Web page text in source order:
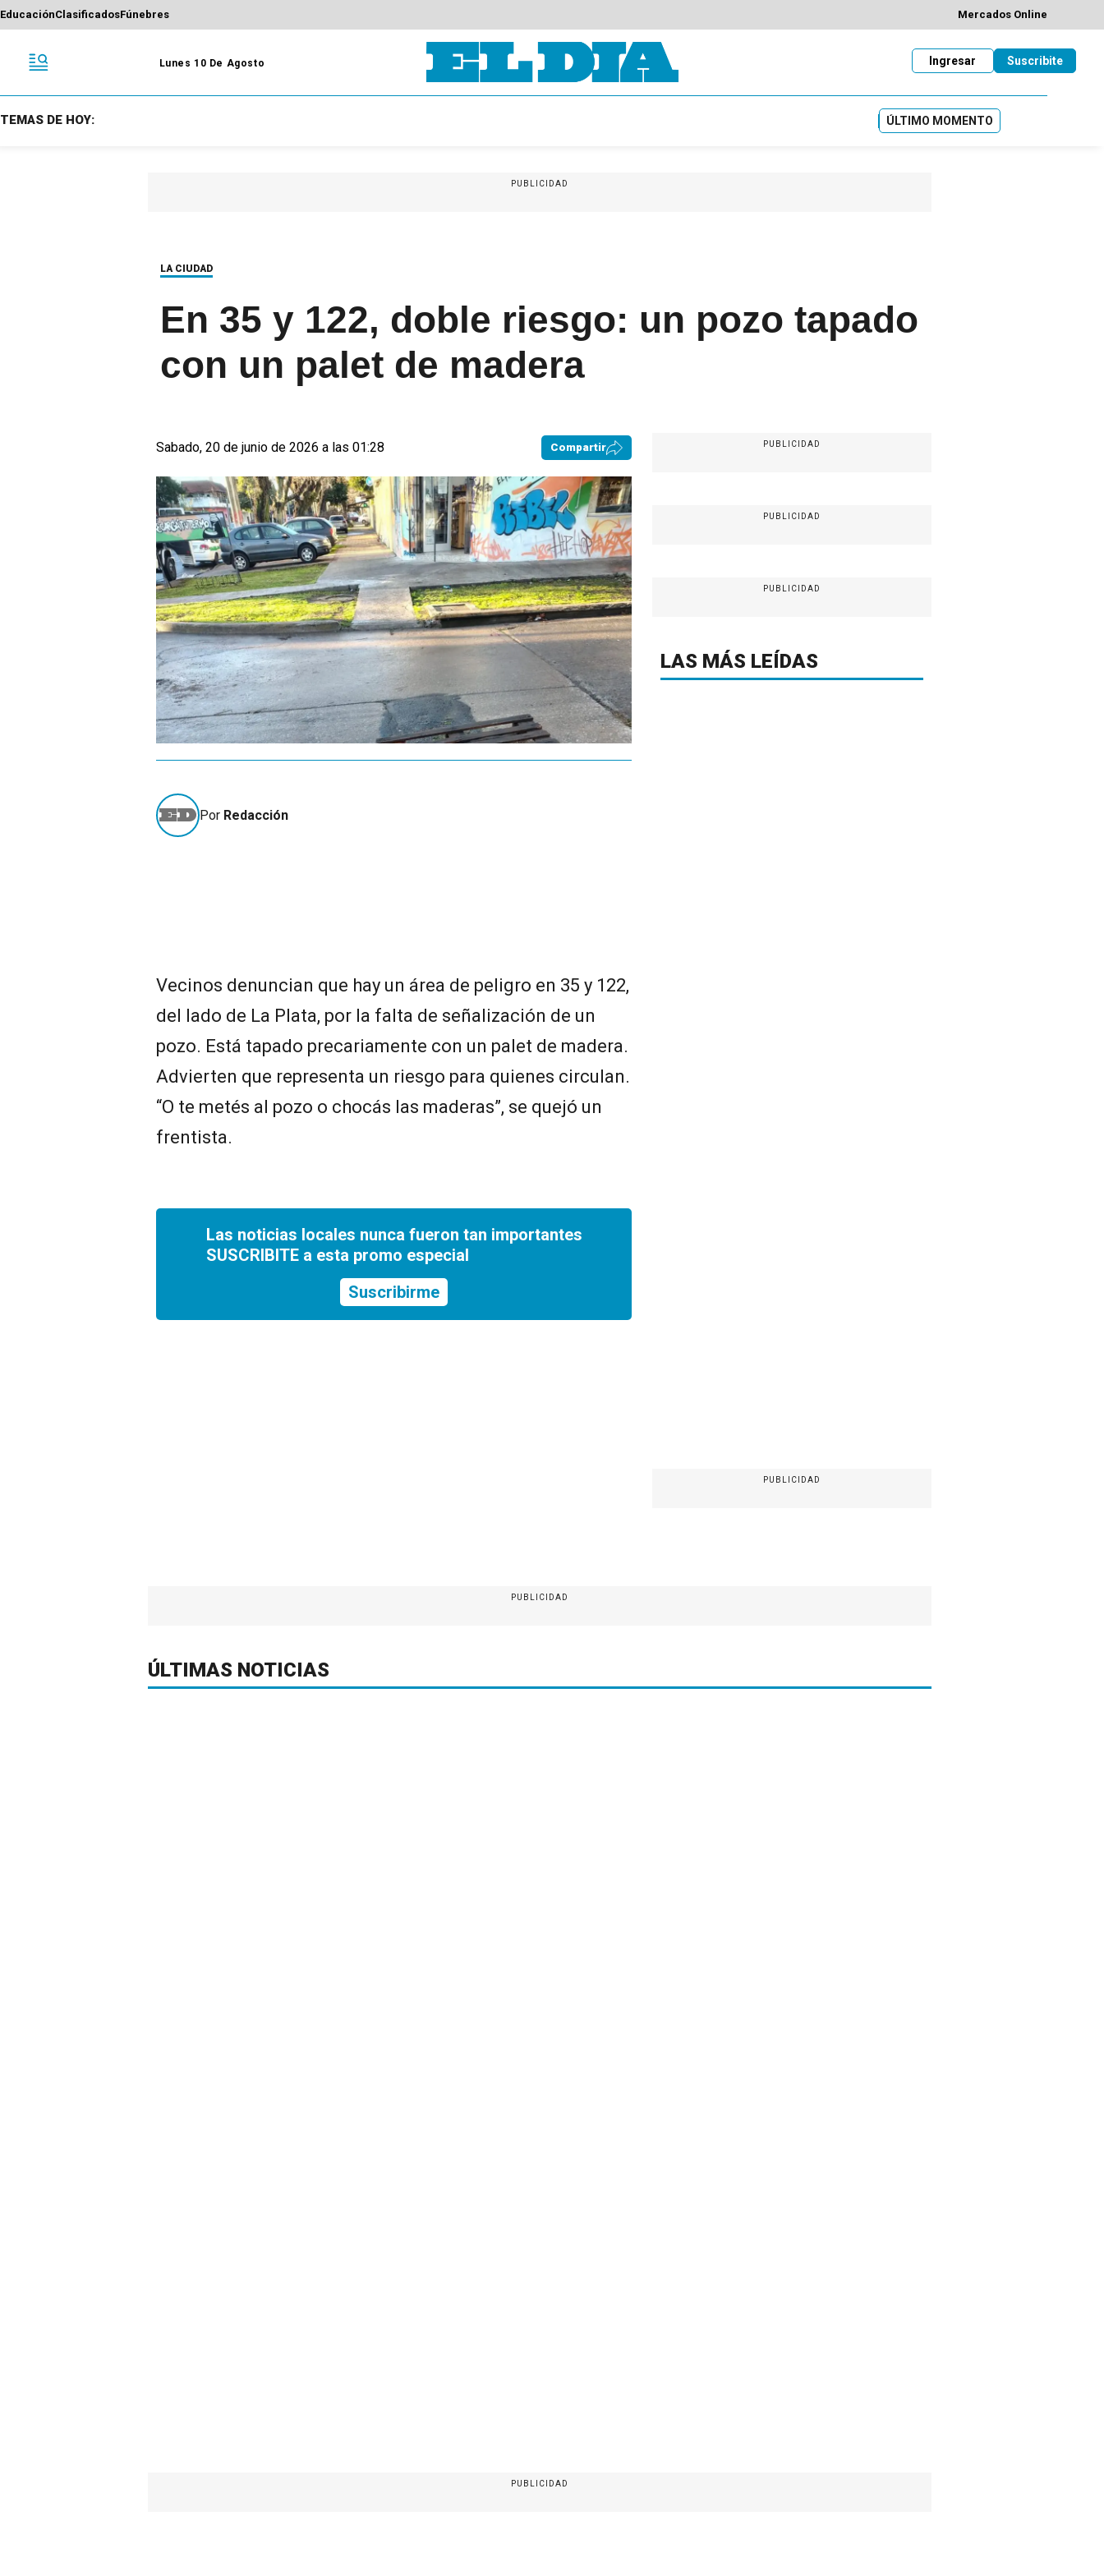
EducaciónClasificadosFúnebres Mercados Online
Lunes 10 De Agosto Suscribite
Ingresar
TEMAS DE HOY: ÚLTIMO MOMENTO
PUBLICIDAD
LA CIUDAD
En 35 y 122, doble riesgo: un pozo tapado
con un palet de madera
Sabado, 20 de junio de 2026 a las 01:28 Compartir
Por Redacción
Vecinos denuncian que hay un área de peligro en 35 y 122,
del lado de La Plata, por la falta de señalización de un
pozo. Está tapado precariamente con un palet de madera.
Advierten que representa un riesgo para quienes circulan.
“O te metés al pozo o chocás las maderas”, se quejó un
frentista.
Las noticias locales nunca fueron tan importantes
SUSCRIBITE a esta promo especial
Suscribirme
PUBLICIDAD
PUBLICIDAD
PUBLICIDAD
LAS MÁS LEÍDAS
PUBLICIDAD
PUBLICIDAD
ÚLTIMAS NOTICIAS
PUBLICIDAD